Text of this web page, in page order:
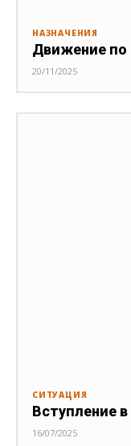
НАЗНАЧЕНИЯ
Движение по
20/11/2025
СИТУАЦИЯ
Вступление
16/07/2025